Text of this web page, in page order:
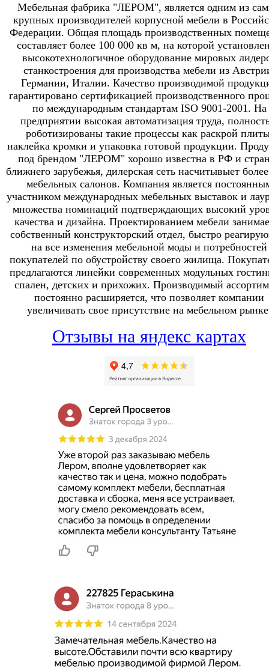
Мебельная фабрика "ЛЕРОМ", является одним из
крупных производителей корпусной мебели в
Федерации. Общая площадь производственных
составляет более 100 000 кв м, на которой
высокотехнологичное оборудование мировых
станкостроения для производства мебели из
Германии, Италии. Качество производимой
гарантировано сертификацией производственного
по международным стандартам ISO 9001-2001. На
предприятии высокая автоматизация труда,
роботизированы такие процессы как раскрой
наклейка кромки и упаковка готовой продукции.
под брендом "ЛЕРОМ" хорошо известна в РФ и
ближнего зарубежья, дилерская сеть насчитывыет
мебельных салонов. Компания является
участником международных мебельных выставок и
множества номинаций подтверждающих высокий
качества и дизайна. Проектированием мебели
собственный конструкторский отдел, быстро
на все изменения мебельной моды и потребностей
покупателей по обустройству своего жилища.
предлагаются линейки современных модульных
спален, детских и прихожих. Производимый
постоянно расширяется, что позволяет компании
увеличивать свое присутствие на мебельном
Отзывы на яндекс картах